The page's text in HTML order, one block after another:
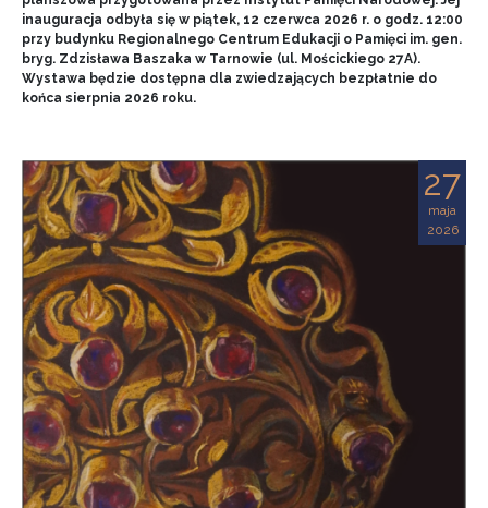
inauguracja odbyła się w piątek, 12 czerwca 2026 r. o godz. 12:00
przy budynku Regionalnego Centrum Edukacji o Pamięci im. gen.
bryg. Zdzisława Baszaka w Tarnowie (ul. Mościckiego 27A).
Wystawa będzie dostępna dla zwiedzających bezpłatnie do
końca sierpnia 2026 roku.
27
maja
2026